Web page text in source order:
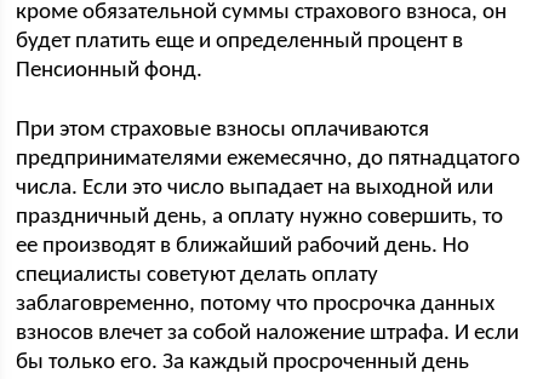
кроме обязательной суммы страхового взноса, он
будет платить еще и определенный процент в
Пенсионный фонд.
При этом страховые взносы оплачиваются
предпринимателями ежемесячно, до пятнадцатого
числа. Если это число выпадает на выходной или
праздничный день, а оплату нужно совершить, то
ее производят в ближайший рабочий день. Но
специалисты советуют делать оплату
заблаговременно, потому что просрочка данных
взносов влечет за собой наложение штрафа. И если
бы только его. За каждый просроченный день